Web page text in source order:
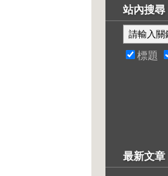
站內搜尋
標題
最新文章